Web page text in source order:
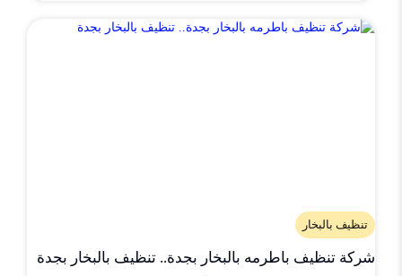
تنظيف بالبخار
شركة تنظيف باطرمه بالبخار بجدة.. تنظيف بالبخار بجدة